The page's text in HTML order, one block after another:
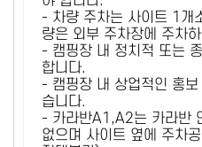
- 차량 주차는 사이트 1개
량은 외부 주차장에 주차
- 캠핑장 내 정치적 또는
합니다.
- 캠핑장 내 상업적인 홍
습니다.
- 카라반A1,A2는 카라반
없으며 사이트 옆에 주차